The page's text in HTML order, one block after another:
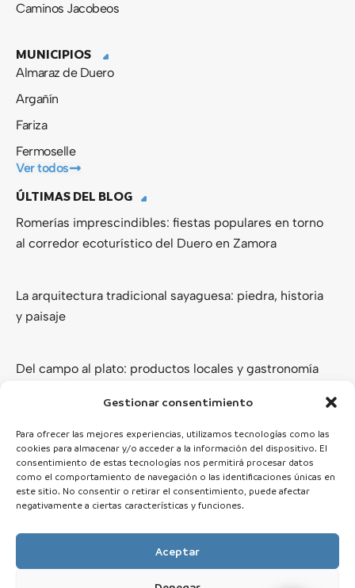
Gestionar consentimiento
Para ofrecer las mejores experiencias, utilizamos tecnologías como las
cookies para almacenar y/o acceder a la información del dispositivo. El
consentimiento de estas tecnologías nos permitirá procesar datos
como el comportamiento de navegación o las identificaciones únicas en
este sitio. No consentir o retirar el consentimiento, puede afectar
negativamente a ciertas características y funciones.
Aceptar
Caminos Jacobeos
MUNICIPIOS
Almaraz de Duero
Argañín
Fariza
Fermoselle
Ver todos
ÚLTIMAS DEL BLOG
Romerías imprescindibles: fiestas populares en torno
al corredor ecoturístico del Duero en Zamora
La arquitectura tradicional sayaguesa: piedra, historia
y paisaje
Del campo al plato: productos locales y gastronomía